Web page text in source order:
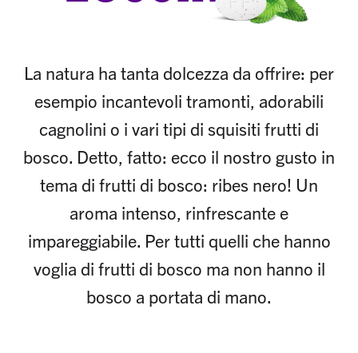
La natura ha tanta dolcezza da offrire: per
esempio incantevoli tramonti, adorabili
cagnolini o i vari tipi di squisiti frutti di
bosco. Detto, fatto: ecco il nostro gusto in
tema di frutti di bosco: ribes nero! Un
aroma intenso, rinfrescante e
impareggiabile. Per tutti quelli che hanno
voglia di frutti di bosco ma non hanno il
bosco a portata di mano.